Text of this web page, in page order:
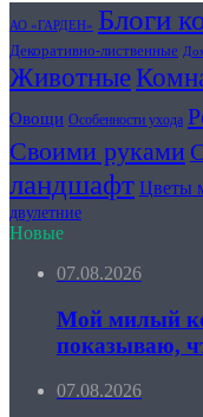
АО «ГАРДЕН» Блоги
Декоративно-лиственные
Животные
Овощи Особенности ухода
Своими руками
ландшафт Цветы
двулетние
Новые
07.08.2026
Мой милый
показываю,
07.08.2026